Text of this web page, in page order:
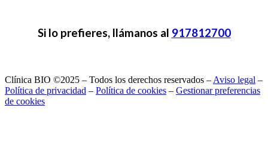
Si lo prefieres, llámanos al 917812700
Clínica BIO ©2025 – Todos los derechos reservados – Aviso legal –
Política de privacidad – Política de cookies – Gestionar preferencias
de cookies